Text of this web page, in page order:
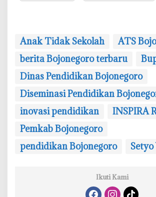
Anak Tidak Sekolah
ATS
berita Bojonegoro terbaru
Dinas Pendidikan Bojonegoro
Diseminasi Pendidikan
inovasi pendidikan
‎INSPIRA
Pemkab Bojonegoro
pendidikan Bojonegoro
Ikuti Kami